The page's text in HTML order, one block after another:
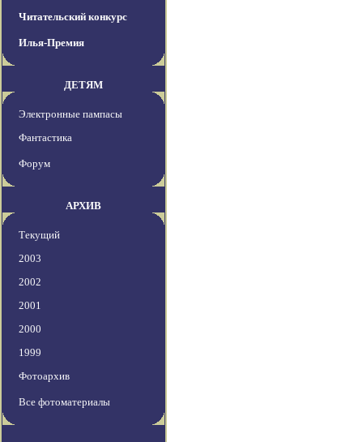
Читательский конкурс
Илья-Премия
ДЕТЯМ
Электронные пампасы
Фантастика
Форум
АРХИВ
Текущий
2003
2002
2001
2000
1999
Фотоархив
Все фотоматериалы